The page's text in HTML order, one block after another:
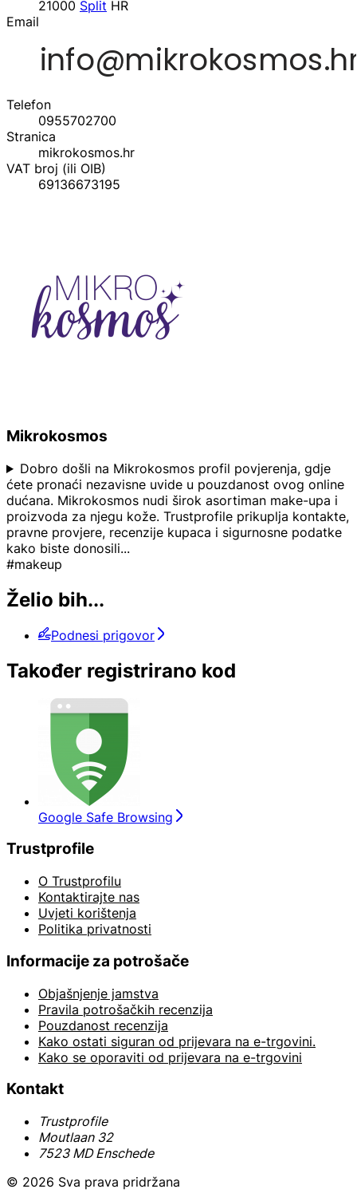
21000 Split HR
Email
Telefon
0955702700
Stranica
mikrokosmos.hr
VAT broj (ili OIB)
69136673195
Mikrokosmos
Dobro došli na Mikrokosmos profil povjerenja, gdje
ćete pronaći nezavisne uvide u pouzdanost ovog online
dućana. Mikrokosmos nudi širok asortiman make-upa i
proizvoda za njegu kože. Trustprofile prikuplja kontakte,
pravne provjere, recenzije kupaca i sigurnosne podatke
kako biste donosili...
#makeup
Želio bih...
Podnesi prigovor
Također registrirano kod
Google Safe Browsing
Trustprofile
O Trustprofilu
Kontaktirajte nas
Uvjeti korištenja
Politika privatnosti
Informacije za potrošače
Objašnjenje jamstva
Pravila potrošačkih recenzija
Pouzdanost recenzija
Kako ostati siguran od prijevara na e-trgovini.
Kako se oporaviti od prijevara na e-trgovini
Kontakt
Trustprofile
Moutlaan 32
7523 MD Enschede
© 2026 Sva prava pridržana